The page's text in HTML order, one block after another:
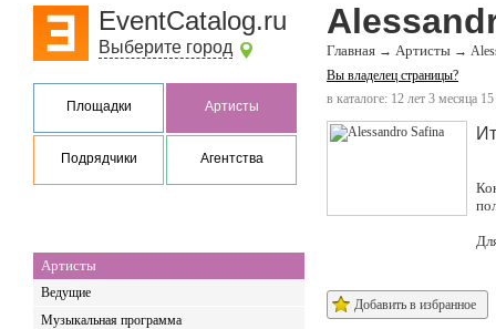
EventCatalog.ru
Выберите город
Площадки Артисты
Подрядчики Агентства
Артисты
Ведущие
Музыкальная программа
Главная → Артисты →
Вы владелец страницы?
в каталоге: 12 лет 3 месяца
Добавить в избранное